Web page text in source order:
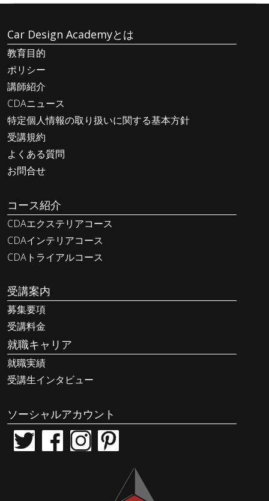
Car Design Academyとは
教育目的
ポリシー
講師紹介
CDAニュース
特定個人情報の取り扱いに関する基本方針
受講規約
よくある質問
お問合せ
コース紹介
CDAエクステリアコース
CDAインテリアコース
CDAトライアルコース
受講案内
募集要項
受講料金
就職キャリア
就職実績
受講生インタビュー
ソーシャルアカウント